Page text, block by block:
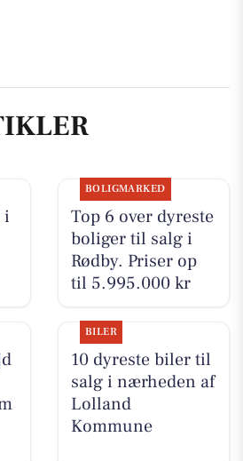
i
BOLIGMARKED
Top 6 over dyreste
boliger til salg i
Rødby. Priser op
til 5.995.000 kr
BILER
10 dyreste biler til
salg i nærheden af
Lolland
Kommune